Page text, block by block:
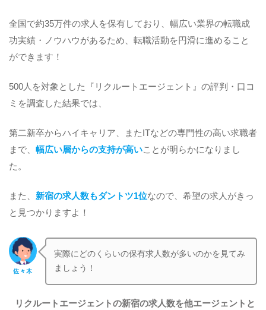
全国で約35万件の求人を保有しており、幅広い業界の転職成
功実績・ノウハウがあるため、転職活動を円滑に進めること
ができます！
500人を対象とした『リクルートエージェント』の評判・口コ
ミを調査した結果では、
第二新卒からハイキャリア、またITなどの専門性の高い求職者
まで、 幅広い層からの支持が高いことが明らかになりまし
た。
また、 新宿の求人数もダントツ1位なので、希望の求人がきっ
と見つかりますよ！
佐々木
実際にどのくらいの保有求人数が多いのかを見てみ
ましょう！
リクルートエージェントの新宿の求人数を他エージェントと